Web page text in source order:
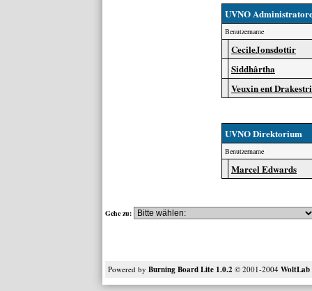
UVNO
Benutzername
CecileJonsdottir
Siddhârtha
Veuxin ent
UVNO Direktorium
Benutzername
Marcel Edwards
Gehe zu:
Powered by Burning Board Lite 1.0.2 © 2001-2004 WoltLab